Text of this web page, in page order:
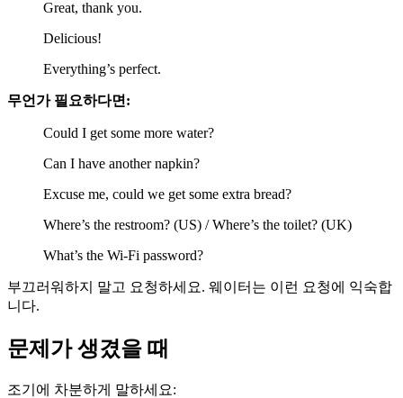
Great, thank you.
Delicious!
Everything’s perfect.
무언가 필요하다면:
Could I get some more water?
Can I have another napkin?
Excuse me, could we get some extra bread?
Where’s the restroom? (US) / Where’s the toilet? (UK)
What’s the Wi-Fi password?
부끄러워하지 말고 요청하세요. 웨이터는 이런 요청에 익숙합
니다.
문제가 생겼을 때
조기에 차분하게 말하세요: